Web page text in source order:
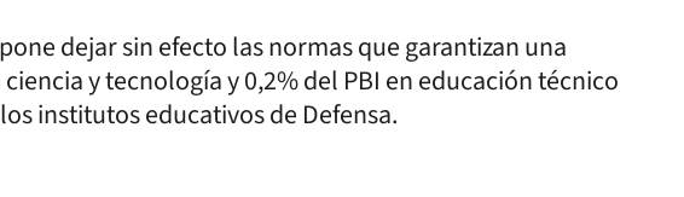
dejar sin efecto las normas que garantizan una
y tecnología y 0,2% del PBI en educación técnico
institutos educativos de Defensa.